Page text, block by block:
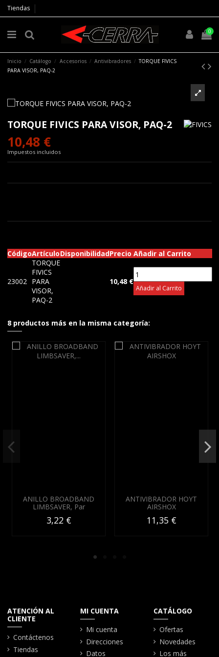
Tiendas
0
Inicio Catálogo Accesorios Antivibradores
TORQUE FIVICS
PARA VISOR, PAQ-2
TORQUE FIVICS PARA VISOR, PAQ-2
10,48 €
Impuestos incluidos
CódigoArtículoDisponibilidadPrecio Añadir al Carrito
23002
TORQUE
FIVICS
PARA
VISOR,
PAQ-2
10,48 €
Añadir al Carrito
8 productos más en la misma categoría:
ANILLO BROADBAND
LIMBSAVER, Par
3,22 €
ANTIVIBRADOR HOYT
AIRSHOX
11,35 €
ATENCIÓN AL
CLIENTE
Contáctenos
Tiendas
MI CUENTA
Mi cuenta
Direcciones
Datos
CATÁLOGO
Ofertas
Novedades
Los más